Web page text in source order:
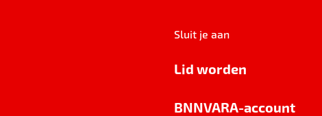
Sluit je aan
Lid worden
BNNVARA-account